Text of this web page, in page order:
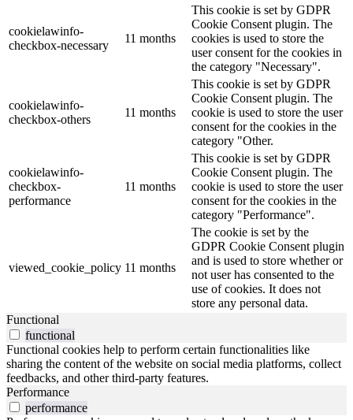
cookielawinfo-
checkbox-necessary
11 months
This cookie is set by GDPR
Cookie Consent plugin. The
cookies is used to store the
user consent for the cookies in
the category "Necessary".
cookielawinfo-
checkbox-others
11 months
This cookie is set by GDPR
Cookie Consent plugin. The
cookie is used to store the user
consent for the cookies in the
category "Other.
cookielawinfo-
checkbox-
performance
11 months
This cookie is set by GDPR
Cookie Consent plugin. The
cookie is used to store the user
consent for the cookies in the
category "Performance".
viewed_cookie_policy 11 months
The cookie is set by the
GDPR Cookie Consent plugin
and is used to store whether or
not user has consented to the
use of cookies. It does not
store any personal data.
Functional
functional
Functional cookies help to perform certain functionalities like
sharing the content of the website on social media platforms, collect
feedbacks, and other third-party features.
Performance
performance